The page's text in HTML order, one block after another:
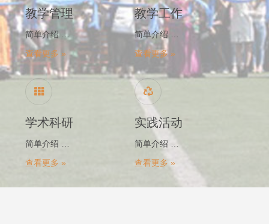
教学管理
简单介绍 …
查看更多 »
教学工作
简单介绍 …
查看更多 »
学术科研
简单介绍 …
查看更多 »
实践活动
简单介绍 …
查看更多 »